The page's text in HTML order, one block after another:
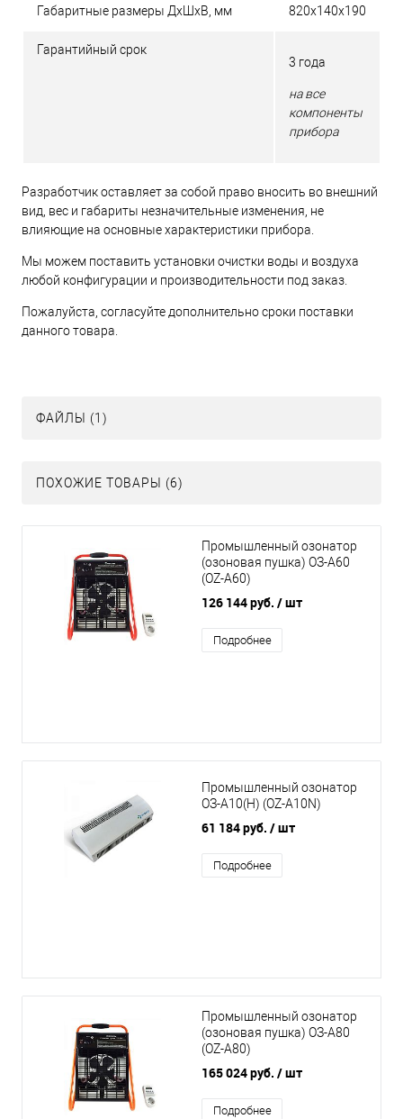
Габаритные размеры ДхШхВ, мм 820х140х190
Гарантийный срок
3 года
на все
компоненты
прибора
Разработчик оставляет за собой право вносить во внешний
вид, вес и габариты незначительные изменения, не
влияющие на основные характеристики прибора.
Мы можем поставить установки очистки воды и воздуха
любой конфигурации и производительности под заказ.
Пожалуйста, согласуйте дополнительно сроки поставки
данного товара.
ФАЙЛЫ (1)
ПОХОЖИЕ ТОВАРЫ (6)
Промышленный озонатор
(озоновая пушка) ОЗ-А60
(OZ-A60)
126 144 руб. / шт
Подробнее
Промышленный озонатор
ОЗ-А10(Н) (OZ-A10N)
61 184 руб. / шт
Подробнее
Промышленный озонатор
(озоновая пушка) ОЗ-А80
(OZ-A80)
165 024 руб. / шт
Подробнее